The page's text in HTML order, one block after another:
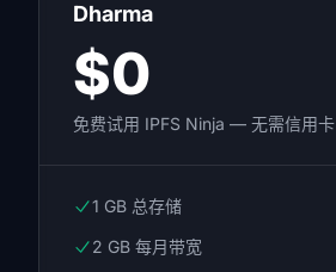
Dharma
$0
免费试用 IPFS Ninja — 无需信用卡
1 GB 总存储
2 GB 每月带宽